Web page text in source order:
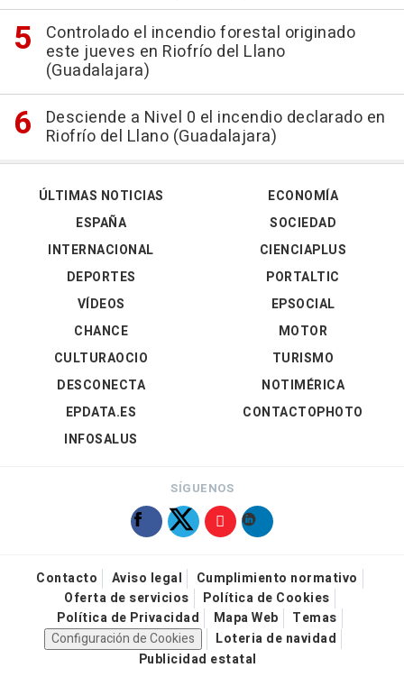
Controlado el incendio forestal originado
este jueves en Riofrío del Llano
(Guadalajara)
Desciende a Nivel 0 el incendio declarado en
Riofrío del Llano (Guadalajara)
ÚLTIMAS NOTICIAS
ESPAÑA
INTERNACIONAL
DEPORTES
VÍDEOS
ECONOMÍA
SOCIEDAD
CIENCIAPLUS
PORTALTIC
EPSOCIAL
CHANCE
CULTURAOCIO
DESCONECTA
EPDATA.ES
INFOSALUS
MOTOR
TURISMO
NOTIMÉRICA
CONTACTOPHOTO
SÍGUENOS
Contacto Aviso legal
Cumplimiento normativo
Oferta de servicios
Política de Cookies
Política de Privacidad
Mapa Web
Temas
Configuración de Cookies
Loteria de navidad
Publicidad estatal